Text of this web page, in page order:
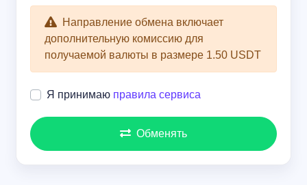
Направление обмена включает
дополнительную комиссию для
получаемой валюты в размере 1.50 USDT
Я принимаю правила сервиса
Обменять